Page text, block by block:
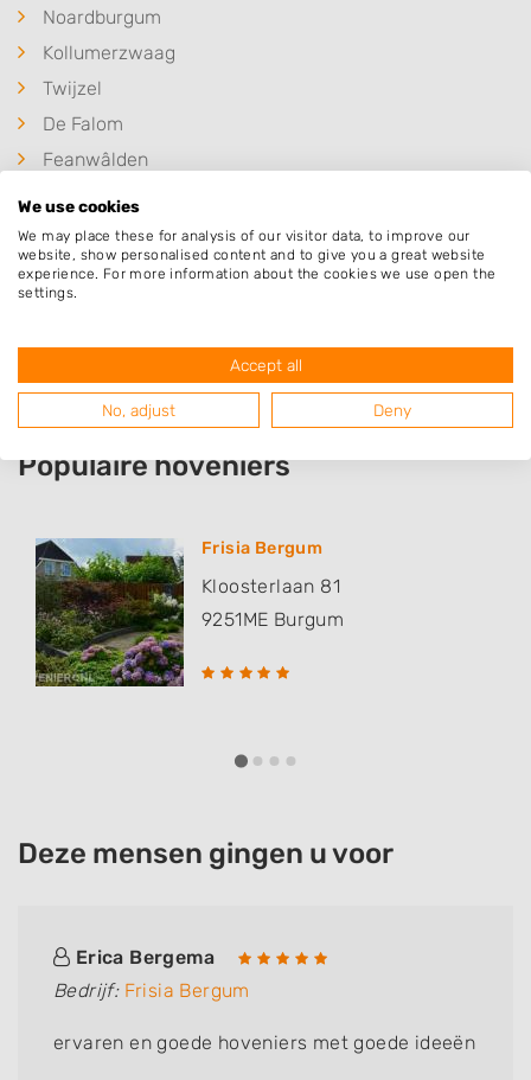
Noardburgum
Kollumerzwaag
Twijzel
De Falom
Feanwâlden
Jistrum
Kootstertille
Veenklooster
Broeksterwâld
Populaire hoveniers
Frisia Bergum
Kloosterlaan 81
9251ME Burgum
Deze mensen gingen u voor
Erica Bergema
Bedrijf: Frisia Bergum
ervaren en goede hoveniers met goede ideeën
We use cookies
We may place these for analysis of our visitor data, to improve our
website, show personalised content and to give you a great website
experience. For more information about the cookies we use open the
settings.
Accept all
No, adjust Deny